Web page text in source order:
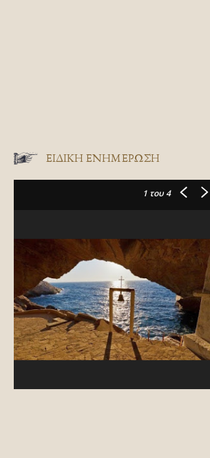
ΕΙΔΙΚΉ ΕΝΗΜΈΡΩΣΗ
1 του 4